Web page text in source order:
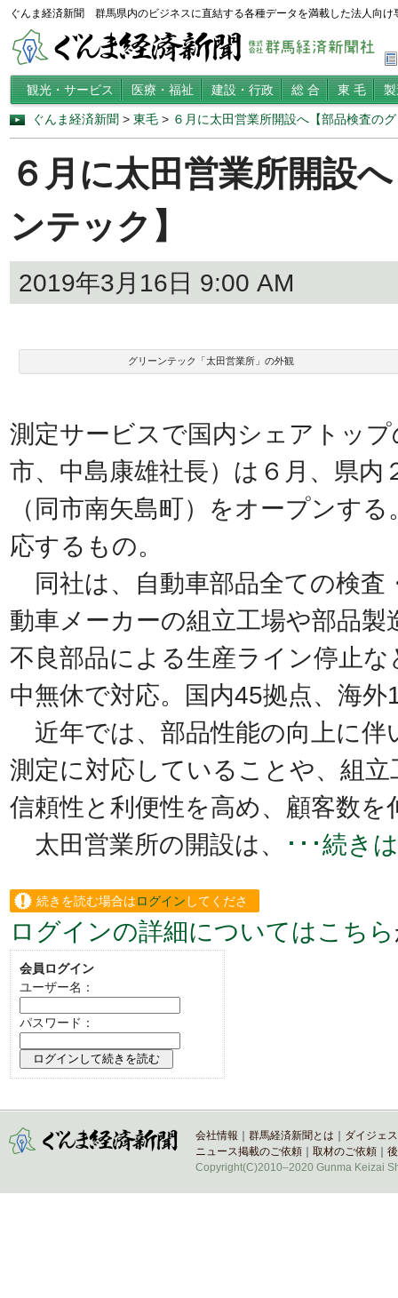
ぐんま経済新聞 群馬県内のビジネスに直結する各種データを満載した法人向け
観光・サービス 医療・福祉 建設・行政 総 合 東 毛
ぐんま経済新聞 > 東毛 > ６月に太田営業所開設へ【部品検査の
６月に太田営業所開設
ンテック】
2019年3月16日 9:00 AM
グリーンテック「太田営業所」の外観
測定サービスで国内シェアトッ
市、中島康雄社長）は６月、県内
（同市南矢島町）をオープンす
応するもの。
同社は、自動車部品全ての検査
動車メーカーの組立工場や部品
不良部品による生産ライン停止
中無休で対応。国内45拠点、海
近年では、部品性能の向上に伴
測定に対応していることや、組
信頼性と利便性を高め、顧客数を
太田営業所の開設は、
･･･続き
続きを読む場合はログイン してくださ
い。
ログインの詳細についてはこちら
会員ログイン
ユーザー名：
パスワード：
会社情報 群馬経済新聞とは
ダイジェ
ニュース掲載のご依頼
取材のご依頼
Copyright(C)2010–2020 Gunma Keizai